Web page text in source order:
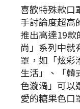
喜歡特殊款口
手討論度超高
推出高達19款
尚」系列中就
罩，如「炫彩
生活」、「韓
色漩渦」可以
愛的糖果色口